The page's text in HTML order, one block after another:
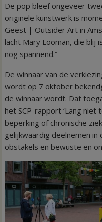
De pop bleef ongeveer
originele kunstwerk is
Geest | Outsider Art in
lacht Mary Looman, die blij
nog spannend.”
De winnaar van de
wordt op 7 oktober
de winnaar wordt. Dat
het SCP-rapport ‘Lang niet
beperking of chronische
gelijkwaardig deelnemen
obstakels en bewuste en